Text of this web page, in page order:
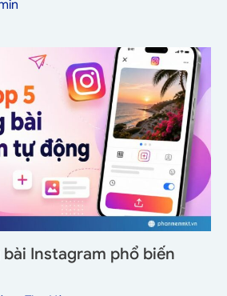
Instagram phổ biến